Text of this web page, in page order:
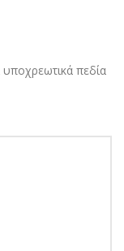
υποχρεωτικά πεδία